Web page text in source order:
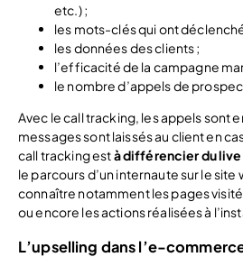
etc.) ;
les mots-clés qui ont
les données des clients ;
l’efficacité de la campagne
le nombre d’appels de
Avec le call tracking, les appels sont
messages sont laissés au client en
call tracking està différencier du
le parcours d’un internaute sur le
connaître notamment les pages
ou encore les actions réalisées à
L’upselling dans l’e-